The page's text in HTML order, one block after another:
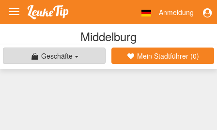
Toggle
navigation
Anmeldung
Middelburg
Geschäfte Mein Stadtführer (0)